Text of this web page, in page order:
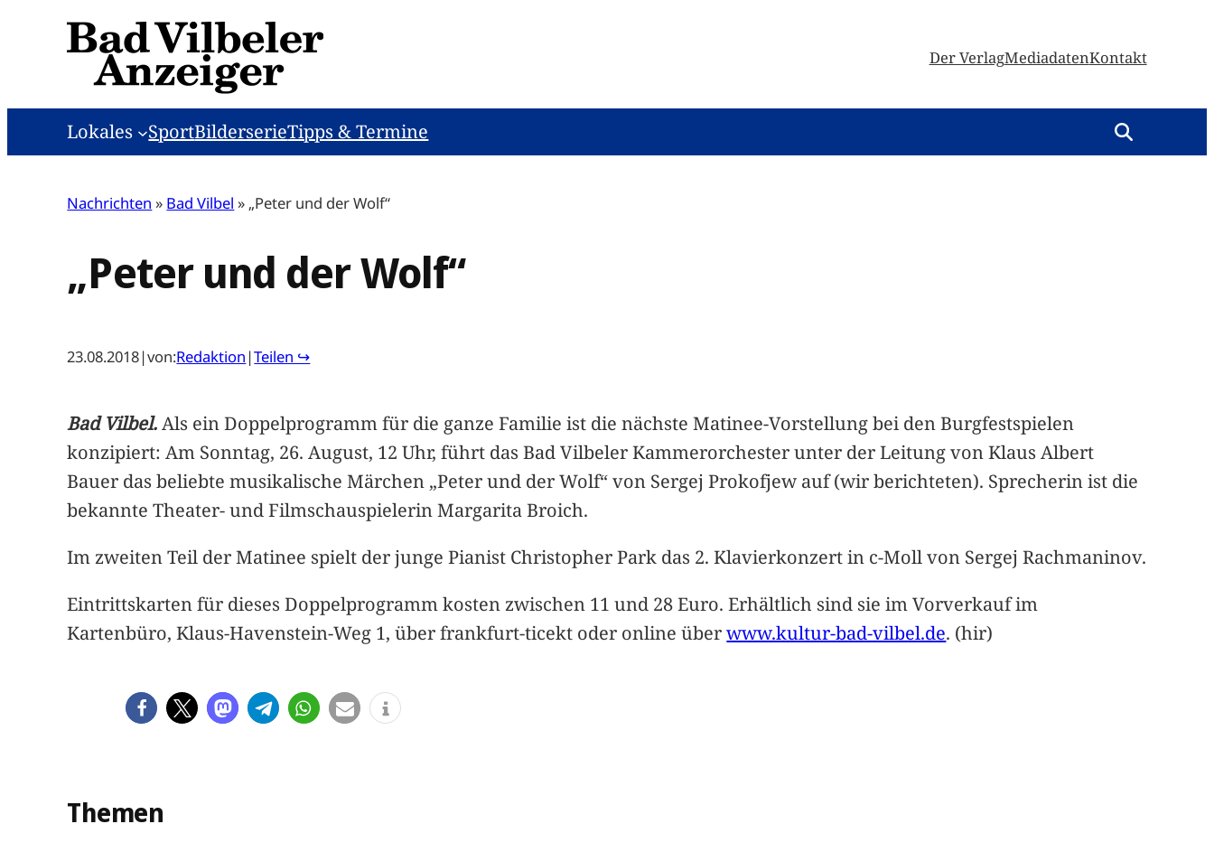
Der VerlagMediadatenKontakt
Lokales SportBilderserieTipps & Termine
Nachrichten » Bad Vilbel » „Peter und der Wolf“
„Peter und der Wolf“
23.08.2018|von:Redaktion |Teilen ↪
Bad Vilbel.Als ein Doppelprogramm für die ganze Familie ist die nächste Matinee-Vorstellung bei den Burgfestspielen
konzipiert: Am Sonntag, 26. August, 12 Uhr, führt das Bad Vilbeler Kammerorchester unter der Leitung von Klaus Albert
Bauer das beliebte musikalische Märchen „Peter und der Wolf“ von Sergej Prokofjew auf (wir berichteten). Sprecherin ist die
bekannte Theater- und Filmschauspielerin Margarita Broich.
Im zweiten Teil der Matinee spielt der junge Pianist Christopher Park das 2. Klavierkonzert in c-Moll von Sergej Rachmaninov.
Eintrittskarten für dieses Doppelprogramm kosten zwischen 11 und 28 Euro. Erhältlich sind sie im Vorverkauf im
Kartenbüro, Klaus-Havenstein-Weg 1, über frankfurt-ticekt oder online überwww.kultur-bad-vilbel.de. (hir)
Themen